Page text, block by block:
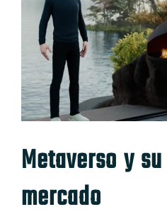
más
grande
Metaverso y
mercado